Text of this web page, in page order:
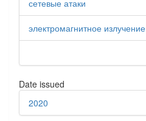
сетевые атаки
электромагнитное излучение
Date issued
2020